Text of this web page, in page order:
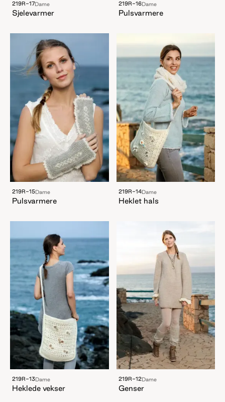
219R-17Dame
Sjelevarmer
219R-16Dame
Pulsvarmere
219R-15Dame
Pulsvarmere
219R-14Dame
Heklet hals
219R-13Dame
Heklede vekser
219R-12Dame
Genser